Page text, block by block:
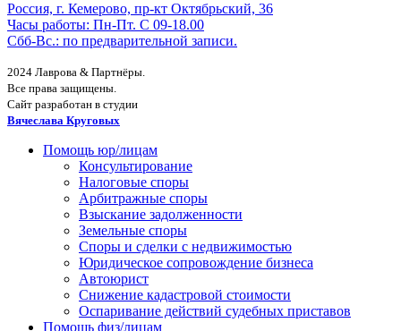
Россия, г. Кемерово, пр-кт Октябрьский, 36
Часы работы: Пн-Пт. С 09-18.00
Сбб-Вс.: по предварительной записи.
2024 Лаврова & Партнёры.
Все права защищены.
Сайт разработан в студии
Вячеслава Круговых
Помощь юр/лицам
Консультирование
Налоговые споры
Арбитражные споры
Взыскание задолженности
Земельные споры
Споры и сделки с недвижимостью
Юридическое сопровождение бизнеса
Автоюрист
Снижение кадастровой стоимости
Оспаривание действий судебных приставов
Помощь физ/лицам